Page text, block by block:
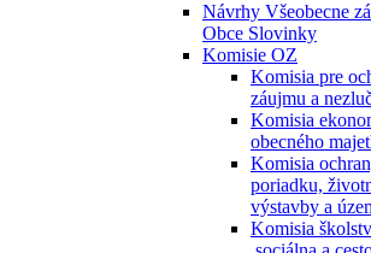
Návrhy Všeobecne
Obce Slovinky
Komisie OZ
Komisia pre
záujmu a
Komisia
obecného
Komisia
poriadku,
výstavby a
Komisia